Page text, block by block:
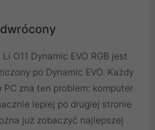
O11 Dynamic EVO RGB jest
po Dynamic EVO. Każdy
zna ten problem: komputer
lepiej po drugiej stronie
już zobaczyć najlepszej